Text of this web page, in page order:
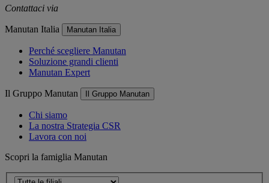
Contattaci via
Manutan Italia Manutan Italia
Perché scegliere Manutan
Soluzione grandi clienti
Manutan Expert
Il Gruppo Manutan Il Gruppo Manutan
Chi siamo
La nostra Strategia CSR
Lavora con noi
Scopri la famiglia Manutan